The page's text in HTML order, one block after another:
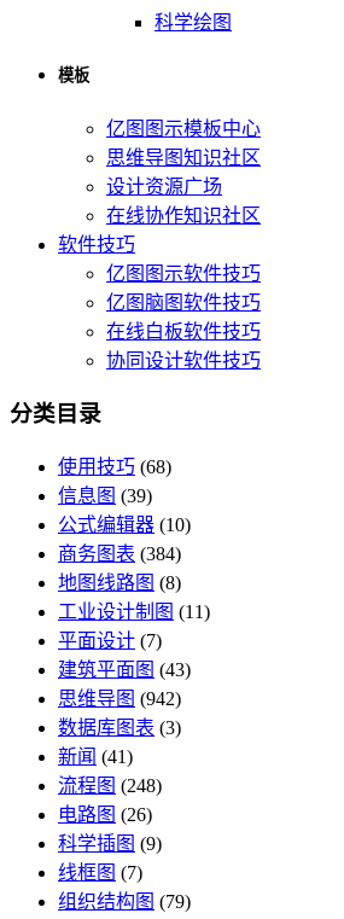
科学绘图
模板
亿图图示模板中心
思维导图知识社区
设计资源广场
在线协作知识社区
软件技巧
亿图图示软件技巧
亿图脑图软件技巧
在线白板软件技巧
协同设计软件技巧
分类目录
使用技巧 (68)
信息图 (39)
公式编辑器 (10)
商务图表 (384)
地图线路图 (8)
工业设计制图 (11)
平面设计 (7)
建筑平面图 (43)
思维导图 (942)
数据库图表 (3)
新闻 (41)
流程图 (248)
电路图 (26)
科学插图 (9)
线框图 (7)
组织结构图 (79)